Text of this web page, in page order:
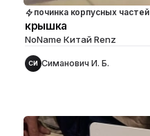
починка корпусных частей
крышка
NoName Китай Renz
СИ Симанович И. Б.